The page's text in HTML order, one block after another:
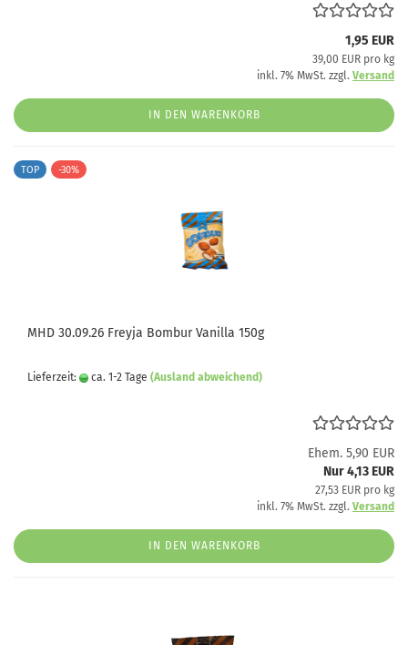
1,95 EUR
39,00 EUR pro kg
inkl. 7% MwSt. zzgl. Versand
IN DEN WARENKORB
TOP -30%
MHD 30.09.26 Freyja Bombur Vanilla 150g
Lieferzeit: ca. 1-2 Tage (Ausland abweichend)
Ehem. 5,90 EUR
Nur 4,13 EUR
27,53 EUR pro kg
inkl. 7% MwSt. zzgl. Versand
IN DEN WARENKORB